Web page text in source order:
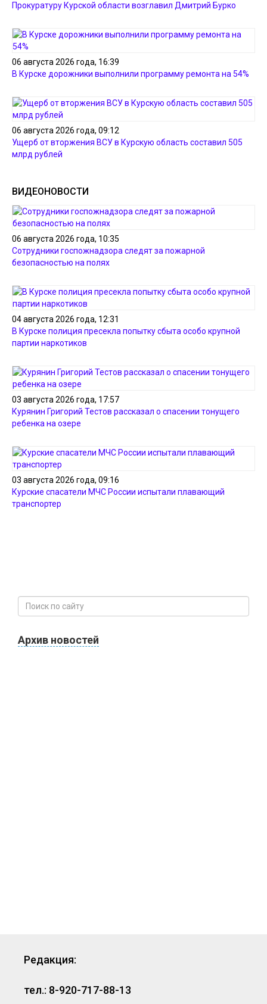
Прокуратуру Курской области возглавил Дмитрий Бурко
06 августа 2026 года, 16:39
В Курске дорожники выполнили программу ремонта на 54%
06 августа 2026 года, 09:12
Ущерб от вторжения ВСУ в Курскую область составил 505
млрд рублей
ВИДЕОНОВОСТИ
06 августа 2026 года, 10:35
Сотрудники госпожнадзора следят за пожарной
безопасностью на полях
04 августа 2026 года, 12:31
В Курске полиция пресекла попытку сбыта особо крупной
партии наркотиков
03 августа 2026 года, 17:57
Курянин Григорий Тестов рассказал о спасении тонущего
ребенка на озере
03 августа 2026 года, 09:16
Курские спасатели МЧС России испытали плавающий
транспортер
Архив новостей
Редакция:
тел.: 8-920-717-88-13